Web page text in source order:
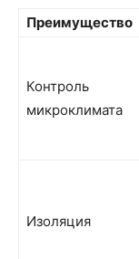
Преимущество
Контроль
микроклимата
Изоляция